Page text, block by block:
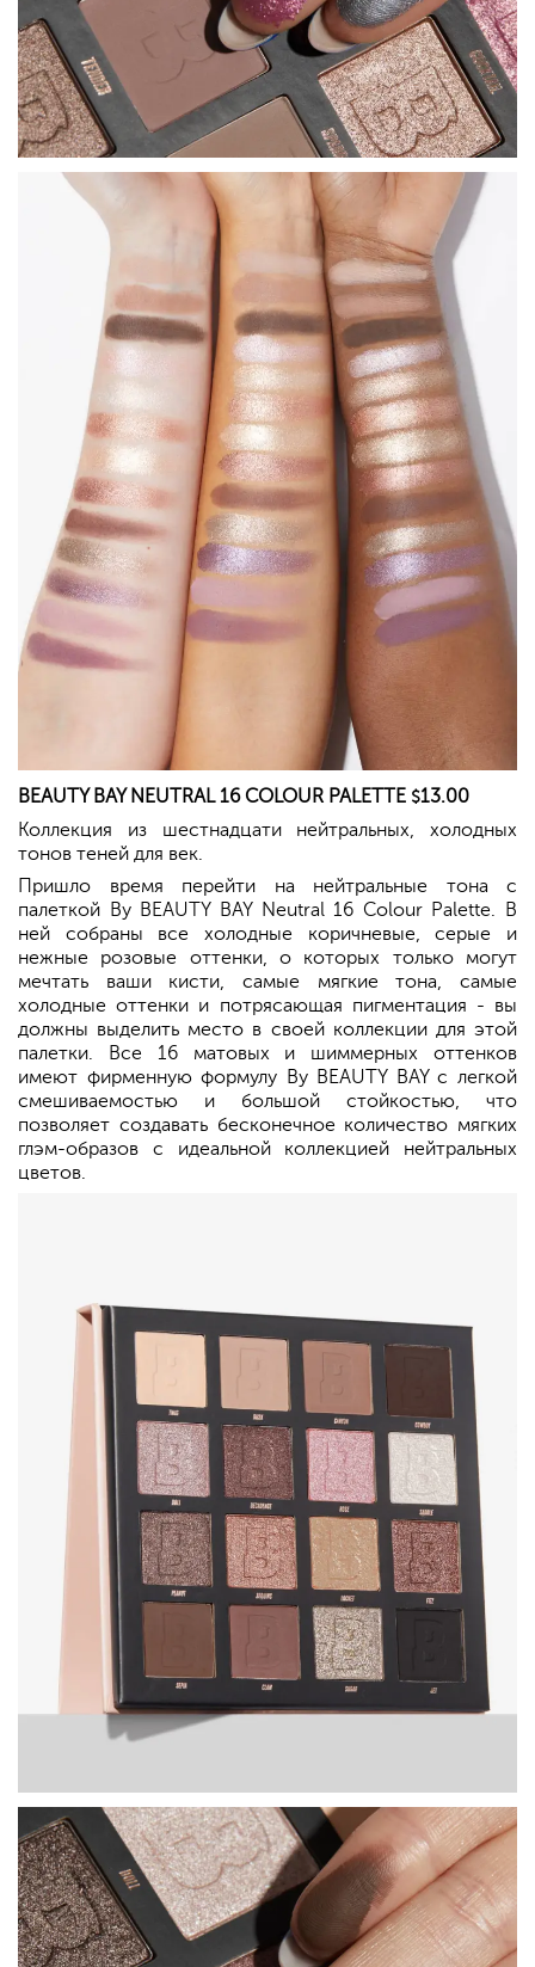
BEAUTY BAY NEUTRAL 16 COLOUR PALETTE $13.00
Коллекция из шестнадцати нейтральных, холодных
тонов теней для век.
Пришло время перейти на нейтральные тона с
палеткой By BEAUTY BAY Neutral 16 Colour Palette. В
ней собраны все холодные коричневые, серые и
нежные розовые оттенки, о которых только могут
мечтать ваши кисти, самые мягкие тона, самые
холодные оттенки и потрясающая пигментация - вы
должны выделить место в своей коллекции для этой
палетки. Все 16 матовых и шиммерных оттенков
имеют фирменную формулу By BEAUTY BAY с легкой
смешиваемостью и большой стойкостью, что
позволяет создавать бесконечное количество мягких
глэм-образов с идеальной коллекцией нейтральных
цветов.